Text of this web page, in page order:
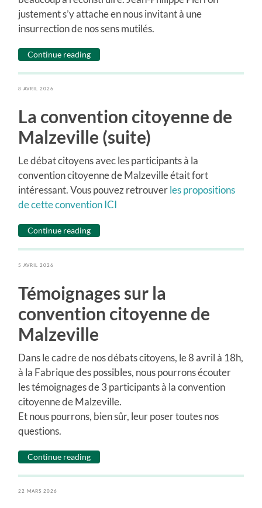
justement s’y attache en nous invitant à une
insurrection de nos sens mutilés.
Continue reading
8 AVRIL 2026
La convention citoyenne de
Malzeville (suite)
Le débat citoyens avec les participants à la
convention citoyenne de Malzeville était fort
intéressant. Vous pouvez retrouverles propositions
de cette convention ICI
Continue reading
5 AVRIL 2026
Témoignages sur la
convention citoyenne de
Malzeville
Dans le cadre de nos débats citoyens, le 8 avril à 18h,
à la Fabrique des possibles, nous pourrons écouter
les témoignages de 3 participants à la convention
citoyenne de Malzeville.
Et nous pourrons, bien sûr, leur poser toutes nos
questions.
Continue reading
22 MARS 2026